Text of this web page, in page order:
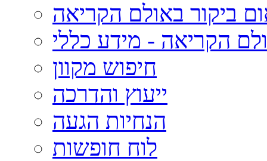
ביקור באולם הקריאה
הקריאה - מידע כללי
חיפוש מקוון
ייעוץ והדרכה
הנחיות הגעה
לוח חופשות